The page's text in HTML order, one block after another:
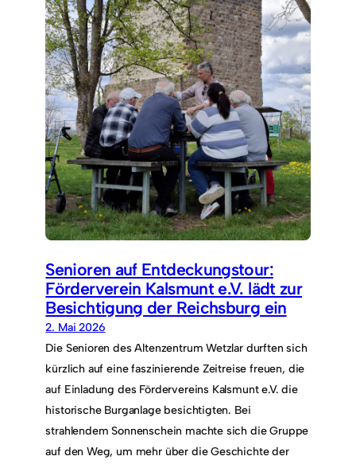
Senioren auf Entdeckungstour:
Förderverein Kalsmunt e.V. lädt zur
Besichtigung der Reichsburg ein
2. Mai 2026
Die Senioren des Altenzentrum Wetzlar durften sich
kürzlich auf eine faszinierende Zeitreise freuen, die
auf Einladung des Fördervereins Kalsmunt e.V. die
historische Burganlage besichtigten. Bei
strahlendem Sonnenschein machte sich die Gruppe
auf den Weg, um mehr über die Geschichte der